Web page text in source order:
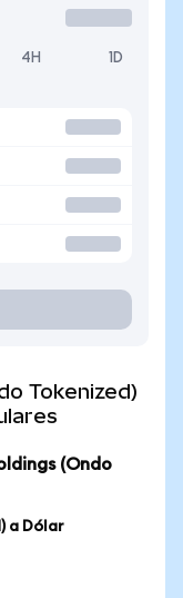
4H 1D
Tokenized)
(Ondo
a Dólar